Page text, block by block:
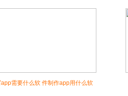
需要什么软 件制作app用什么软